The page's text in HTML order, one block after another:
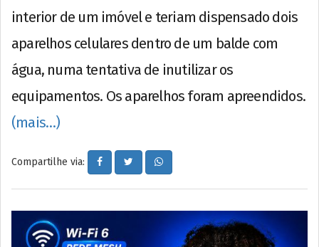
interior de um imóvel e teriam dispensado dois
aparelhos celulares dentro de um balde com
água, numa tentativa de inutilizar os
equipamentos. Os aparelhos foram apreendidos.
(mais…)
Compartilhe via: